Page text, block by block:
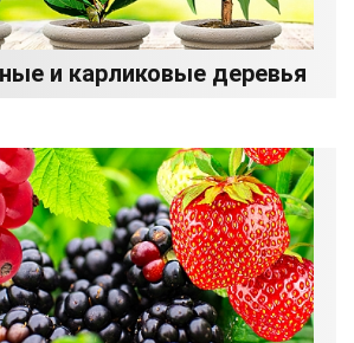
и карликовые деревья